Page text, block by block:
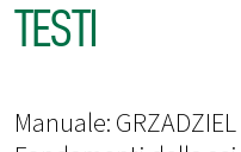
TESTI
Manuale: